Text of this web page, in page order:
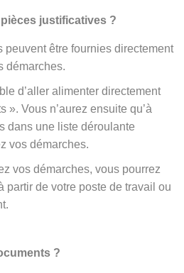
justificatives ?
peuvent être fournies directement
démarches.
d’aller alimenter directement
». Vous n’aurez ensuite qu’à
dans une liste déroulante
vos démarches.
vos démarches, vous pourrez
partir de votre poste de travail ou
?